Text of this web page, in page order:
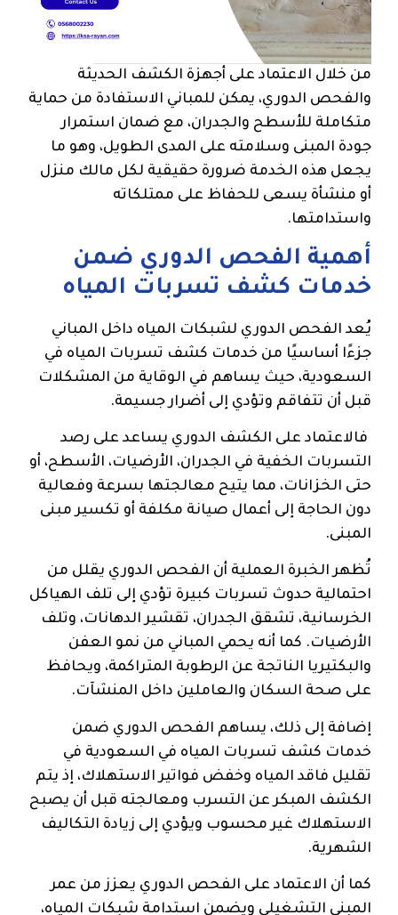
من خلال الاعتماد على أجهزة الكشف الحديثة
والفحص الدوري، يمكن للمباني الاستفادة من حماية
متكاملة للأسطح والجدران، مع ضمان استمرار
جودة المبنى وسلامته على المدى الطويل، وهو ما
يجعل هذه الخدمة ضرورة حقيقية لكل مالك منزل
أو منشأة يسعى للحفاظ على ممتلكاته
واستدامتها.
أهمية الفحص الدوري ضمن
خدمات كشف تسربات المياه
يُعد الفحص الدوري لشبكات المياه داخل المباني
جزءًا أساسيًا من خدمات كشف تسربات المياه في
السعودية، حيث يساهم في الوقاية من المشكلات
قبل أن تتفاقم وتؤدي إلى أضرار جسيمة.
فالاعتماد على الكشف الدوري يساعد على رصد
التسربات الخفية في الجدران، الأرضيات، الأسطح، أو
حتى الخزانات، مما يتيح معالجتها بسرعة وفعالية
دون الحاجة إلى أعمال صيانة مكلفة أو تكسير مبنى
المبنى.
تُظهر الخبرة العملية أن الفحص الدوري يقلل من
احتمالية حدوث تسربات كبيرة تؤدي إلى تلف الهياكل
الخرسانية، تشقق الجدران، تقشير الدهانات، وتلف
الأرضيات. كما أنه يحمي المباني من نمو العفن
والبكتيريا الناتجة عن الرطوبة المتراكمة، ويحافظ
على صحة السكان والعاملين داخل المنشآت.
إضافة إلى ذلك، يساهم الفحص الدوري ضمن
خدمات كشف تسربات المياه في السعودية في
تقليل فاقد المياه وخفض فواتير الاستهلاك، إذ يتم
الكشف المبكر عن التسرب ومعالجته قبل أن يصبح
الاستهلاك غير محسوب ويؤدي إلى زيادة التكاليف
الشهرية.
كما أن الاعتماد على الفحص الدوري يعزز من عمر
المبنى التشغيلي ويضمن استدامة شبكات المياه،